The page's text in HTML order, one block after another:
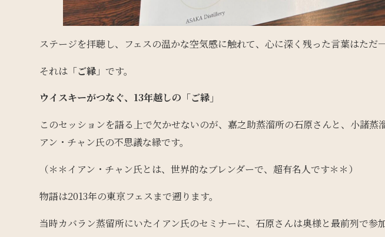
ステージを拝聴し、フェスの温かな空気感に触れて、心に深く残った言葉はただ一
それは「ご縁 」です。
ウイスキーがつなぐ、13年越しの「ご縁」
このセッションを語る上で欠かせないのが、嘉之助蒸溜所の石原さんと、小諸蒸
アン・チャン氏の不思議な縁です。
（＊＊イアン・チャン氏とは、世界的なブレンダーで、超有名人です＊＊）
物語は2013年の東京フェスまで遡ります。
当時カバラン蒸留所にいたイアン氏のセミナーに、石原さんは奥様と最前列で参